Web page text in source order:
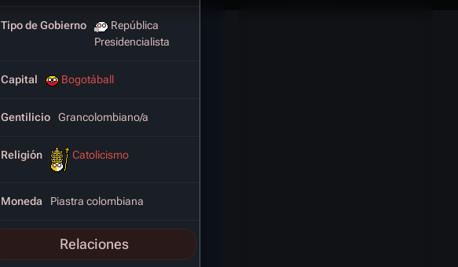
Tipo de Gobierno
República
Presidencialista
Capital Bogotáball
Gentilicio Grancolombiano/a
Religión Catolicismo
Moneda Piastra colombiana
Relaciones